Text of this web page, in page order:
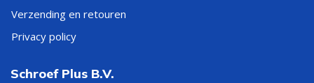
Verzending en retouren
Privacy policy
Schroef Plus B.V.